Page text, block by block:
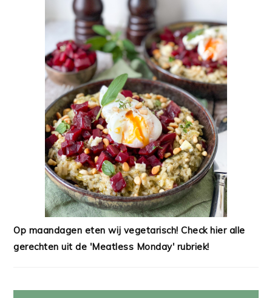
Op maandagen eten wij vegetarisch! Check hier alle
gerechten uit de 'Meatless Monday' rubriek!